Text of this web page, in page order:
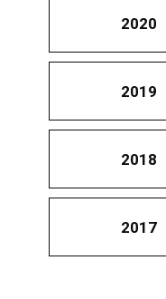
2020
2019
2018
2017